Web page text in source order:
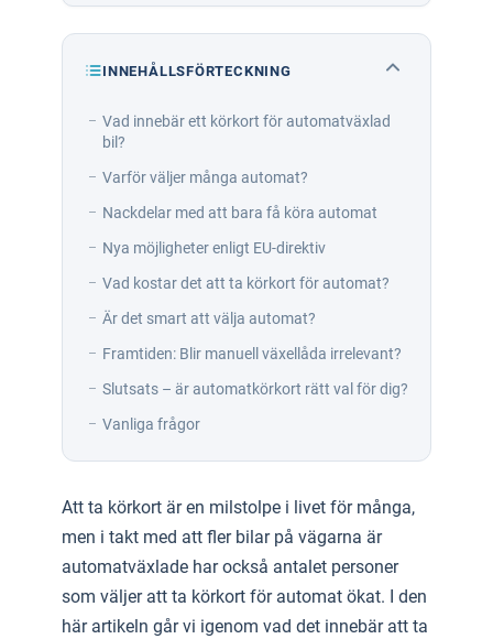
INNEHÅLLSFÖRTECKNING
Vad innebär ett körkort för automatväxlad
bil?
Varför väljer många automat?
Nackdelar med att bara få köra automat
Nya möjligheter enligt EU-direktiv
Vad kostar det att ta körkort för automat?
Är det smart att välja automat?
Framtiden: Blir manuell växellåda irrelevant?
Slutsats – är automatkörkort rätt val för dig?
Vanliga frågor
Att ta körkort är en milstolpe i livet för många,
men i takt med att fler bilar på vägarna är
automatväxlade har också antalet personer
som väljer att ta körkort för automat ökat. I den
här artikeln går vi igenom vad det innebär att ta